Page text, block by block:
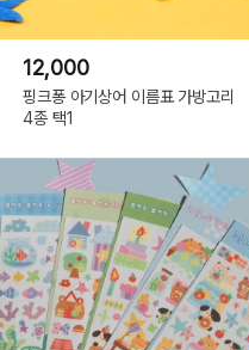
12,000
핑크퐁 아기상어 이름표 가방고리
4종 택1